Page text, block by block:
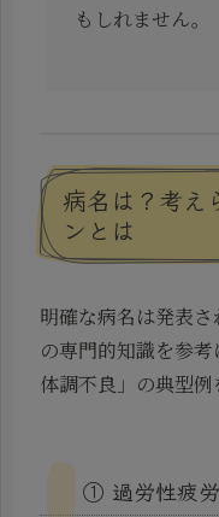
もしれません。
病名は？考え
ンとは
明確な病名は発表
の専門的知識を参
体調不良」の典型例
① 過労性疲労